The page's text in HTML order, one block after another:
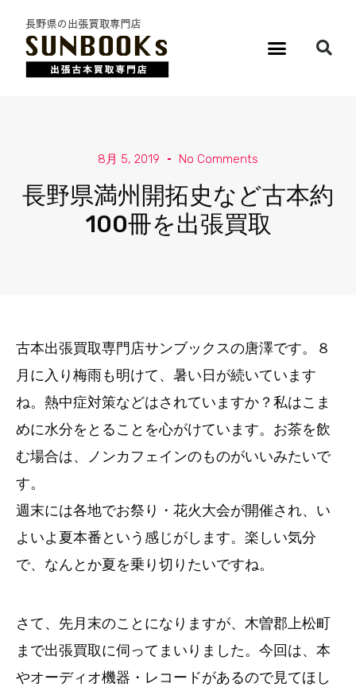
8月 5, 2019 No Comments
長野県満州開拓史など古本約
100冊を出張買取
古本出張買取専門店サンブックスの唐澤です。８
月に入り梅雨も明けて、暑い日が続いています
ね。熱中症対策などはされていますか？私はこま
めに水分をとることを心がけています。お茶を飲
む場合は、ノンカフェインのものがいいみたいで
す。
週末には各地でお祭り・花火大会が開催され、い
よいよ夏本番という感じがします。楽しい気分
で、なんとか夏を乗り切りたいですね。
さて、先月末のことになりますが、木曽郡上松町
まで出張買取に伺ってまいりました。今回は、本
やオーディオ機器・レコードがあるので見てほし